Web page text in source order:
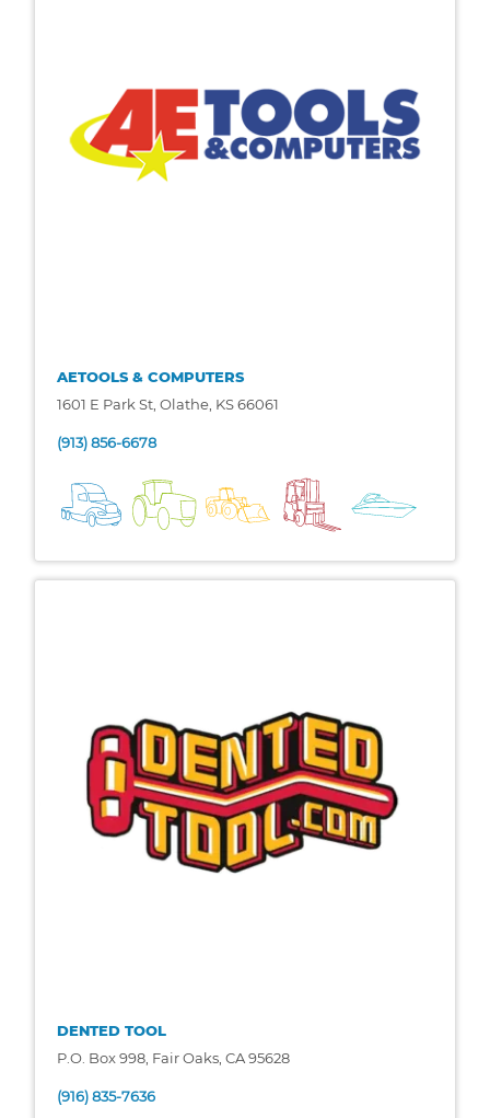
AETOOLS & COMPUTERS
1601 E Park St, Olathe, KS 66061
(913) 856-6678
DENTED TOOL
P.O. Box 998, Fair Oaks, CA 95628
(916) 835-7636